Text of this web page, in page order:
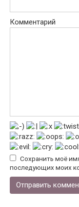
Комментарий
Сохранить моё
последующих моих